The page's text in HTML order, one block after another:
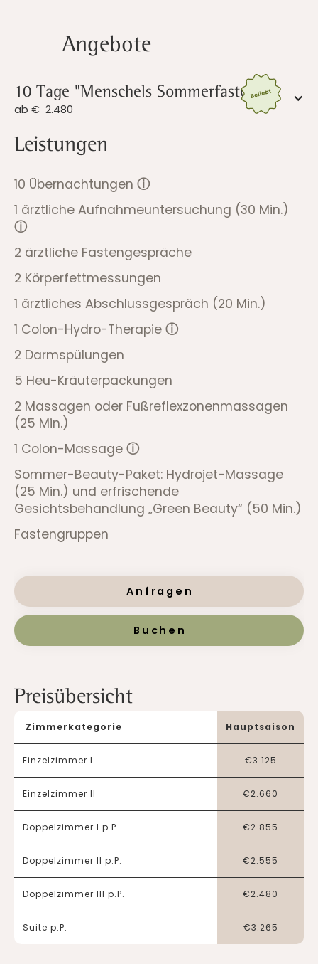
Angebote
10 Tage "Menschels Sommerfasten"
ab € 2.480
Leistungen
10 Übernachtungen ⓘ
1 ärztliche Aufnahmeuntersuchung (30 Min.)
ⓘ
2 ärztliche Fastengespräche
2 Körperfettmessungen
1 ärztliches Abschlussgespräch (20 Min.)
1 Colon-Hydro-Therapie ⓘ
2 Darmspülungen
5 Heu-Kräuterpackungen
2 Massagen oder Fußreflexzonenmassagen
(25 Min.)
1 Colon-Massage ⓘ
Sommer-Beauty-Paket: Hydrojet-Massage
(25 Min.) und erfrischende
Gesichtsbehandlung „Green Beauty“ (50 Min.)
Fastengruppen
Anfragen
Buchen
Preisübersicht
Zimmerkategorie
Einzelzimmer I
Einzelzimmer II
Doppelzimmer I p.P.
Doppelzimmer II p.P.
Doppelzimmer III p.P.
Suite p.P.
Hauptsaison
€3.125
€2.660
€2.855
€2.555
€2.480
€3.265